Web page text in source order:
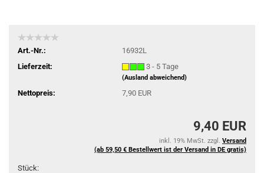
Art.-Nr.:
16932L
Lieferzeit:
3 - 5 Tage
(Ausland abweichend)
Nettopreis: 7,90 EUR
9,40 EUR
inkl. 19% MwSt. zzgl. Versand
(ab 59,50 € Bestellwert ist der Versand in DE gratis)
Stück: